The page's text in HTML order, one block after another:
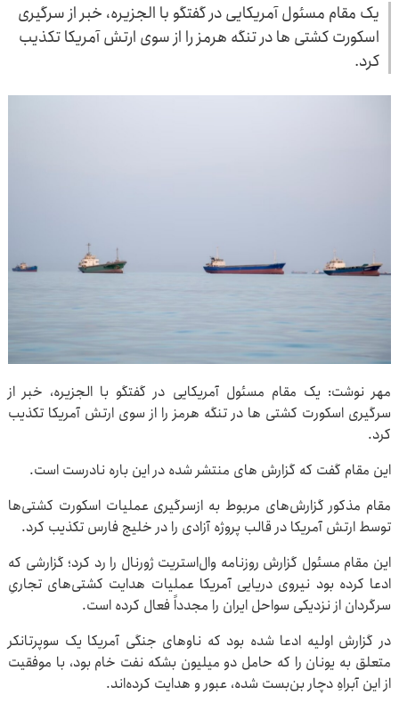
یک مقام مسئول آمریکایی در گفتگو با الجزیره، خبر از سرگیری
اسکورت کشتی ها در تنگه هرمز را از سوی ارتش آمریکا تکذیب
کرد.
مهر نوشت: یک مقام مسئول آمریکایی در گفتگو با الجزیره، خبر از
سرگیری اسکورت کشتی ها در تنگه هرمز را از سوی ارتش آمریکا تکذیب
کرد.
این مقام گفت که گزارش های منتشر شده در این باره نادرست است.
مقام مذکور گزارش‌های مربوط به ازسرگیری عملیات اسکورت کشتی‌ها
توسط ارتش آمریکا در قالب پروژه آزادی را در خلیج فارس تکذیب کرد.
این مقام مسئول گزارش روزنامه وال‌استریت ژورنال را رد کرد؛ گزارشی که
ادعا کرده بود نیروی دریایی آمریکا عملیات هدایت کشتی‌های تجاریِ
سرگردان از نزدیکی سواحل ایران را مجدداً فعال کرده است.
در گزارش اولیه ادعا شده بود که ناوهای جنگی آمریکا یک سوپرتانکر
متعلق به یونان را که حامل دو میلیون بشکه نفت خام بود، با موفقیت
از این آبراهِ دچار بن‌بست شده، عبور و هدایت کرده‌اند.